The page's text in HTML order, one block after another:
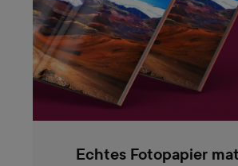
Echtes Fotopapier